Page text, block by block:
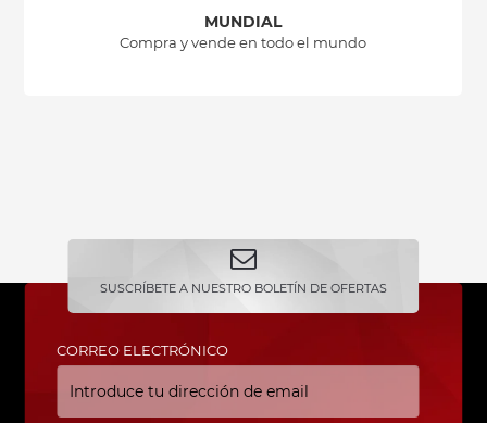
MUNDIAL
Compra y vende en todo el mundo
SUSCRÍBETE A NUESTRO BOLETÍN DE OFERTAS
CORREO ELECTRÓNICO